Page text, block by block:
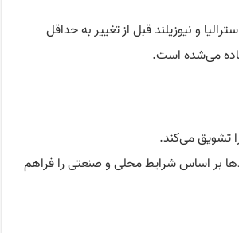
و نیوزیلند قبل از تغییر به حداقل
می‌شده است.
تشویق می‌کند.
بر اساس شرایط محلی و صنعتی را فراهم